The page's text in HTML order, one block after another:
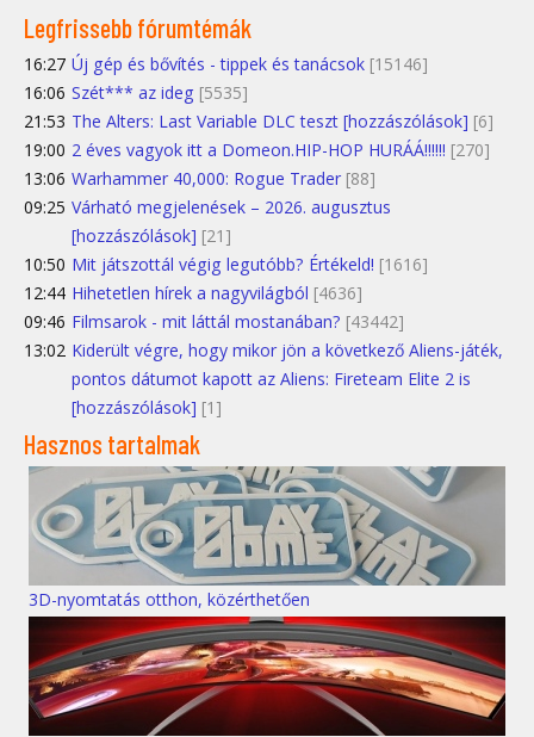
Legfrissebb fórumtémák
16:27 Új gép és bővítés - tippek és tanácsok [15146]
16:06 Szét*** az ideg [5535]
21:53 The Alters: Last Variable DLC teszt [hozzászólások] [6]
19:00 2 éves vagyok itt a Domeon.HIP-HOP HURÁÁ!!!!!! [270]
13:06 Warhammer 40,000: Rogue Trader [88]
09:25 Várható megjelenések – 2026. augusztus
[hozzászólások] [21]
10:50 Mit játszottál végig legutóbb? Értékeld! [1616]
12:44 Hihetetlen hírek a nagyvilágból [4636]
09:46 Filmsarok - mit láttál mostanában? [43442]
13:02 Kiderült végre, hogy mikor jön a következő Aliens-játék,
pontos dátumot kapott az Aliens: Fireteam Elite 2 is
[hozzászólások] [1]
Hasznos tartalmak
3D-nyomtatás otthon, közérthetően